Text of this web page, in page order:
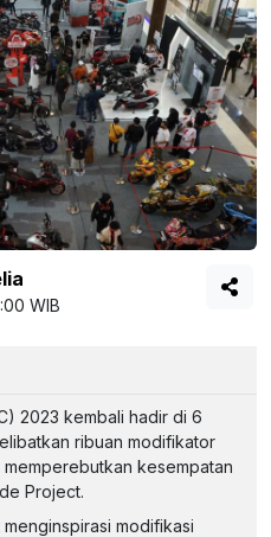
WIB
2023 kembali hadir di 6
ribuan modifikator
kesempatan
Project.
modifikasi